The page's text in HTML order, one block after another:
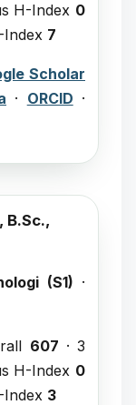
H-Index 0
Index 7
Scholar
· ORCID ·
B.Sc.,
(S1) ·
607 · 3
H-Index 0
Index 3